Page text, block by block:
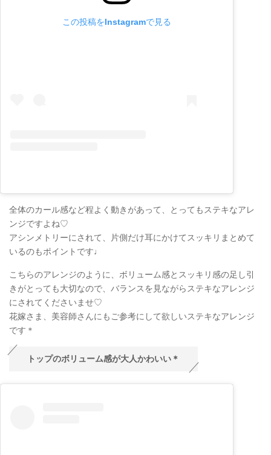
この投稿をInstagramで見る
全体のカール感など程よく動きがあって、とってもステキなアレ
ンジですよね♡
アシンメトリーにされて、片側だけ耳にかけてスッキリまとめて
いるのもポイントです♩
こちらのアレンジのように、ボリューム感とスッキリ感の足し引
きがとっても大切なので、バランスを見ながらステキなアレンジ
にされてくださいませ♡
花嫁さま、美容師さんにもご参考にして欲しいステキなアレンジ
です＊
トップのボリューム感が大人かわいい＊